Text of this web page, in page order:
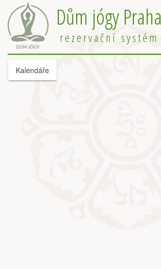
Dům jógy Praha
rezervační systém
Kalendáře